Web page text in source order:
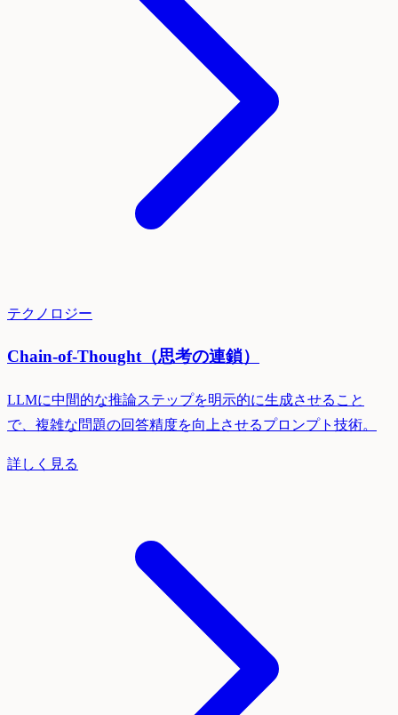
テクノロジー
Chain-of-Thought（思考の連鎖）
LLMに中間的な推論ステップを明示的に生成させること
で、複雑な問題の回答精度を向上させるプロンプト技術。
詳しく見る